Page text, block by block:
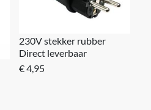
230V stekker rubber
Direct leverbaar
€ 4,95